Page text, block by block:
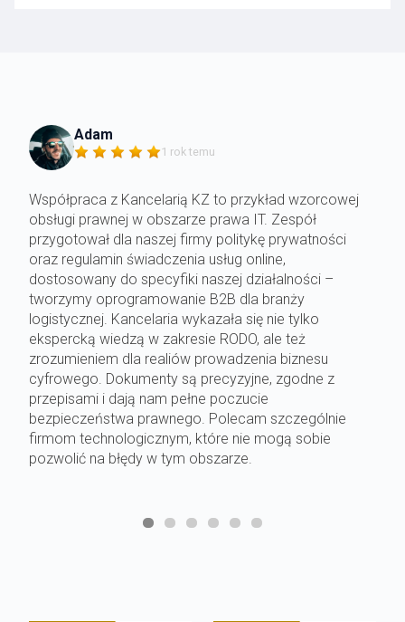
Adam
1 rok temu
Współpraca z Kancelarią KZ to przykład wzorcowej
obsługi prawnej w obszarze prawa IT. Zespół
przygotował dla naszej firmy politykę prywatności
oraz regulamin świadczenia usług online,
dostosowany do specyfiki naszej działalności –
tworzymy oprogramowanie B2B dla branży
logistycznej. Kancelaria wykazała się nie tylko
ekspercką wiedzą w zakresie RODO, ale też
zrozumieniem dla realiów prowadzenia biznesu
cyfrowego. Dokumenty są precyzyjne, zgodne z
przepisami i dają nam pełne poczucie
bezpieczeństwa prawnego. Polecam szczególnie
firmom technologicznym, które nie mogą sobie
pozwolić na błędy w tym obszarze.